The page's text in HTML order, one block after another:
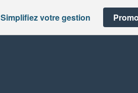
Simplifiez votre gestion